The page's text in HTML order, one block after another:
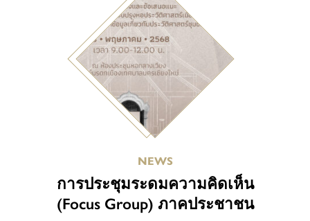
NEWS
การประชุมระดมความคิดเห็น
(Focus Group) ภาคประชาชน